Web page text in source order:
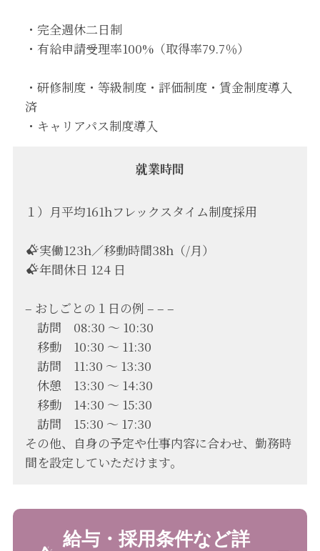
・完全週休二日制
・有給申請受理率100%（取得率79.7％）
・研修制度・等級制度・評価制度・賃金制度導入
済
・キャリアパス制度導入
就業時間
１）月平均161hフレックスタイム制度採用
実働123h／移動時間38h（/月）
年間休日 124 日
– おしごとの１日の例 – – –
訪問 08:30 〜 10:30
移動 10:30 〜 11:30
訪問 11:30 〜 13:30
休憩 13:30 〜 14:30
移動 14:30 〜 15:30
訪問 15:30 〜 17:30
その他、自身の予定や仕事内容に合わせ、勤務時
間を設定していただけます。
給与・採用条件など詳